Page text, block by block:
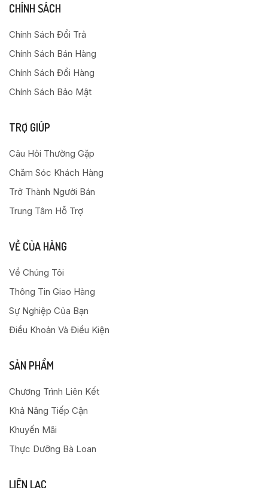
CHÍNH SÁCH
Chính Sách Đổi Trả
Chính Sách Bán Hàng
Chính Sách Đổi Hàng
Chính Sách Bảo Mật
TRỢ GIÚP
Câu Hỏi Thường Gặp
Chăm Sóc Khách Hàng
Trở Thành Người Bán
Trung Tâm Hỗ Trợ
VỀ CỦA HÀNG
Về Chúng Tôi
Thông Tin Giao Hàng
Sự Nghiệp Của Bạn
Điều Khoản Và Điều Kiện
SẢN PHẨM
Chương Trình Liên Kết
Khả Năng Tiếp Cận
Khuyến Mãi
Thực Dưỡng Bà Loan
LIÊN LẠC